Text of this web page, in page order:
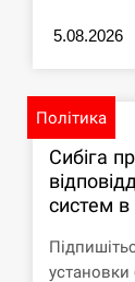
5.08.2026
Політика
Сибіга
систем в
установки